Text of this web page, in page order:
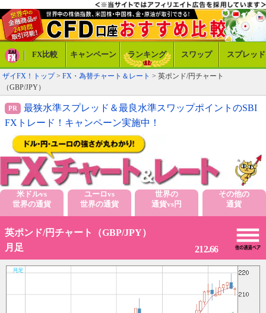
FX比較 キャンペーン ランキング スワップ スプレッド
ザイFX！トップ> FX・為替チャート＆レート > 英ポンド/円チャート
（GBP/JPY）
最狭水準スプレッド＆最良水準スワップポイントのSBI
FXトレード！キャンペーン実施中！
米ドルvs
世界の通貨
ユーロvs
世界の通貨
世界の
通貨vs円
その他の
通貨
英ポンド/円チャート（GBP/JPY）
月足
212.66